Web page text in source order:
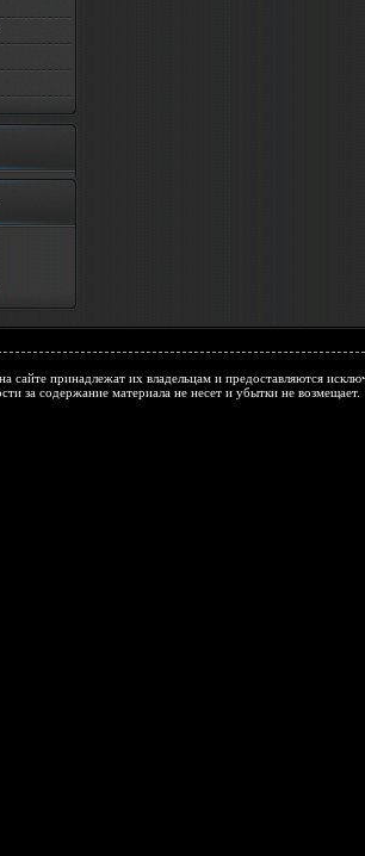
сайте принадлежат их владельцам и предоставляются
за содержание материала не несет и убытки не возмещает.